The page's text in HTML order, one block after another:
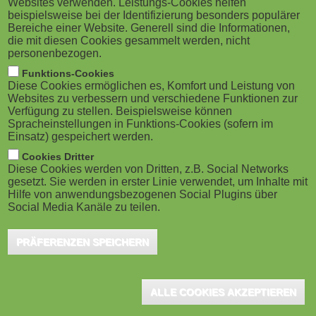
M
o
b
i
l
e
)
vorantreiben
Karlsruhe, Oktober 2024 - Bis zum 27. Oktober
2024 haben Unternehmen, Start-ups und
die Möglichkeit...
Websites verwenden. Leistungs-Cookies helfen
beispielsweise bei der Identifizierung besonders populärer
Bereiche einer Website. Generell sind die Informationen,
die mit diesen Cookies gesammelt werden, nicht
personenbezogen.
Funktions-Cookies
Diese Cookies ermöglichen es, Komfort und Leistung von
Websites zu verbessern und verschiedene Funktionen zur
Verfügung zu stellen. Beispielsweise können
Spracheinstellungen in Funktions-Cookies (sofern im
Einsatz) gespeichert werden.
Cookies Dritter
Diese Cookies werden von Dritten, z.B. Social Networks
gesetzt. Sie werden in erster Linie verwendet, um Inhalte mit
Hilfe von anwendungsbezogenen Social Plugins über
Social Media Kanäle zu teilen.
PRÄFERENZEN SPEICHERN
ALLE COOKIES AKZEPTIEREN